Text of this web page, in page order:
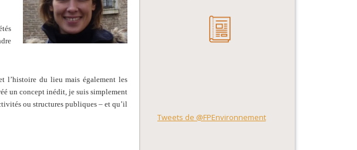
l’histoire du lieu mais également les
un concept inédit, je suis simplement
ou structures publiques – et qu’il
Tweets de @FPEnvironnement